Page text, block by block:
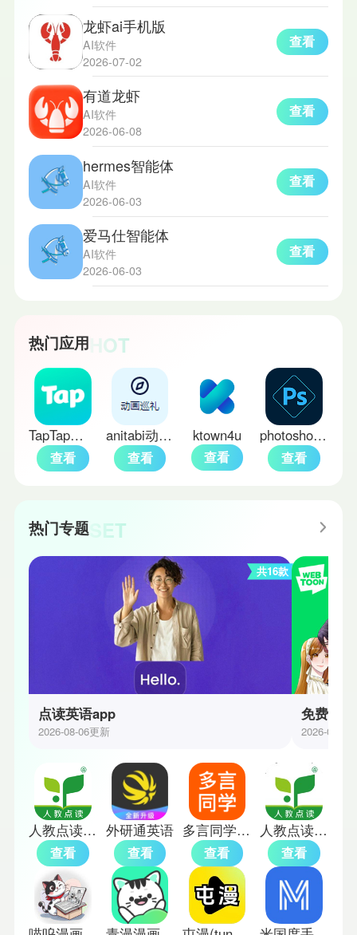
龙虾ai手机版
AI软件
2026-07-02
查看
有道龙虾
AI软件
2026-06-08
查看
hermes智能体
AI软件
2026-06-03
查看
爱马仕智能体
AI软件
2026-06-03
查看
热门应用 HOT
TapTap官方正版
查看
anitabi动漫巡礼
查看
ktown4u
查看
photoshop中文版
查看
热门专题SET
共16款
点读英语app
2026-08-06更新
免费漫画
2026-07-31
人教点读英语app
查看
外研通英语
查看
多言同学单词训练软件
查看
人教点读初中英语
查看